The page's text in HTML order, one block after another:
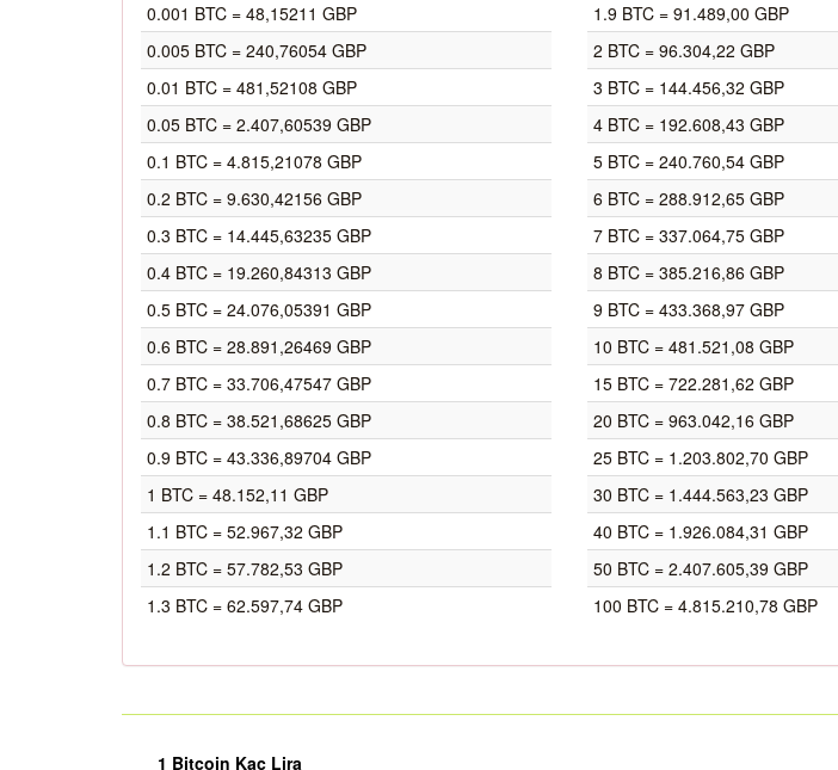
0.001 BTC = 48,15211 GBP
0.005 BTC = 240,76054 GBP
0.01 BTC = 481,52108 GBP
0.05 BTC = 2.407,60539 GBP
0.1 BTC = 4.815,21078 GBP
0.2 BTC = 9.630,42156 GBP
0.3 BTC = 14.445,63235 GBP
0.4 BTC = 19.260,84313 GBP
0.5 BTC = 24.076,05391 GBP
0.6 BTC = 28.891,26469 GBP
0.7 BTC = 33.706,47547 GBP
0.8 BTC = 38.521,68625 GBP
0.9 BTC = 43.336,89704 GBP
1 BTC = 48.152,11 GBP
1.1 BTC = 52.967,32 GBP
1.2 BTC = 57.782,53 GBP
1.3 BTC = 62.597,74 GBP
1.9 BTC = 91.489,00 GBP
2 BTC = 96.304,22 GBP
3 BTC = 144.456,32 GBP
4 BTC = 192.608,43 GBP
5 BTC = 240.760,54 GBP
6 BTC = 288.912,65 GBP
7 BTC = 337.064,75 GBP
8 BTC = 385.216,86 GBP
9 BTC = 433.368,97 GBP
10 BTC = 481.521,08 GBP
15 BTC = 722.281,62 GBP
20 BTC = 963.042,16 GBP
25 BTC = 1.203.802,70 GBP
30 BTC = 1.444.563,23 GBP
40 BTC = 1.926.084,31 GBP
50 BTC = 2.407.605,39 GBP
100 BTC = 4.815.210,78 GBP
1 Bitcoin Kaç Lira